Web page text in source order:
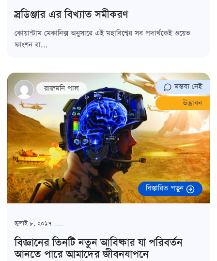
স্রডিঞ্জার এর বিখ্যাত সমীকরণ
কোয়ান্টাম মেকানিক্স অনুসারে এই মহাবিশ্বের সব পদার্থকেই ওয়েভ
ফাংশন বা...
রাজমনি পাল
মন্তব্য নেই
উদ্ভাবন
বিস্তারিত পড়ুন
জুলাই ৮, ২০১৭
বিজ্ঞানের তিনটি নতুন আবিষ্কার যা পরিবর্তন
আনতে পারে আমাদের জীবনযাপনে